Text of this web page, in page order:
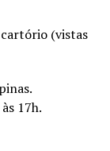
(vistas
17h.